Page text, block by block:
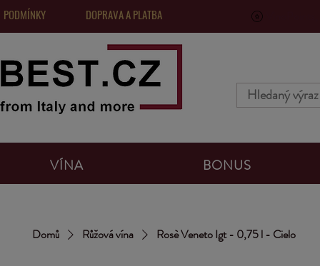
DOPRAVA A PLATBA
VÍNA BONUS
Domů Růžová vína Rosè Veneto Igt - 0,75 l - Cielo